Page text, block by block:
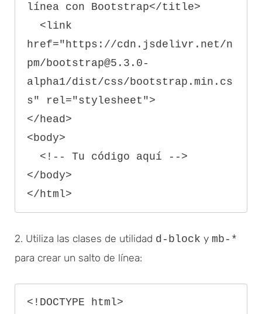
línea con Bootstrap</title>
href="https://cdn.jsdelivr.net/n
pm/bootstrap@5.3.0-
alpha1/dist/css/bootstrap.min.cs
s" rel="stylesheet">
</head>
<body>
</body>
2. Utiliza las clases de utilidad d-block y mb-*
para crear un salto de línea:
<!DOCTYPE html>